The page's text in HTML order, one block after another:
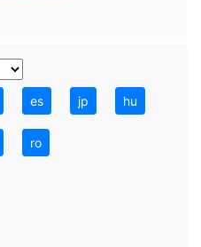
es jp hu
ro